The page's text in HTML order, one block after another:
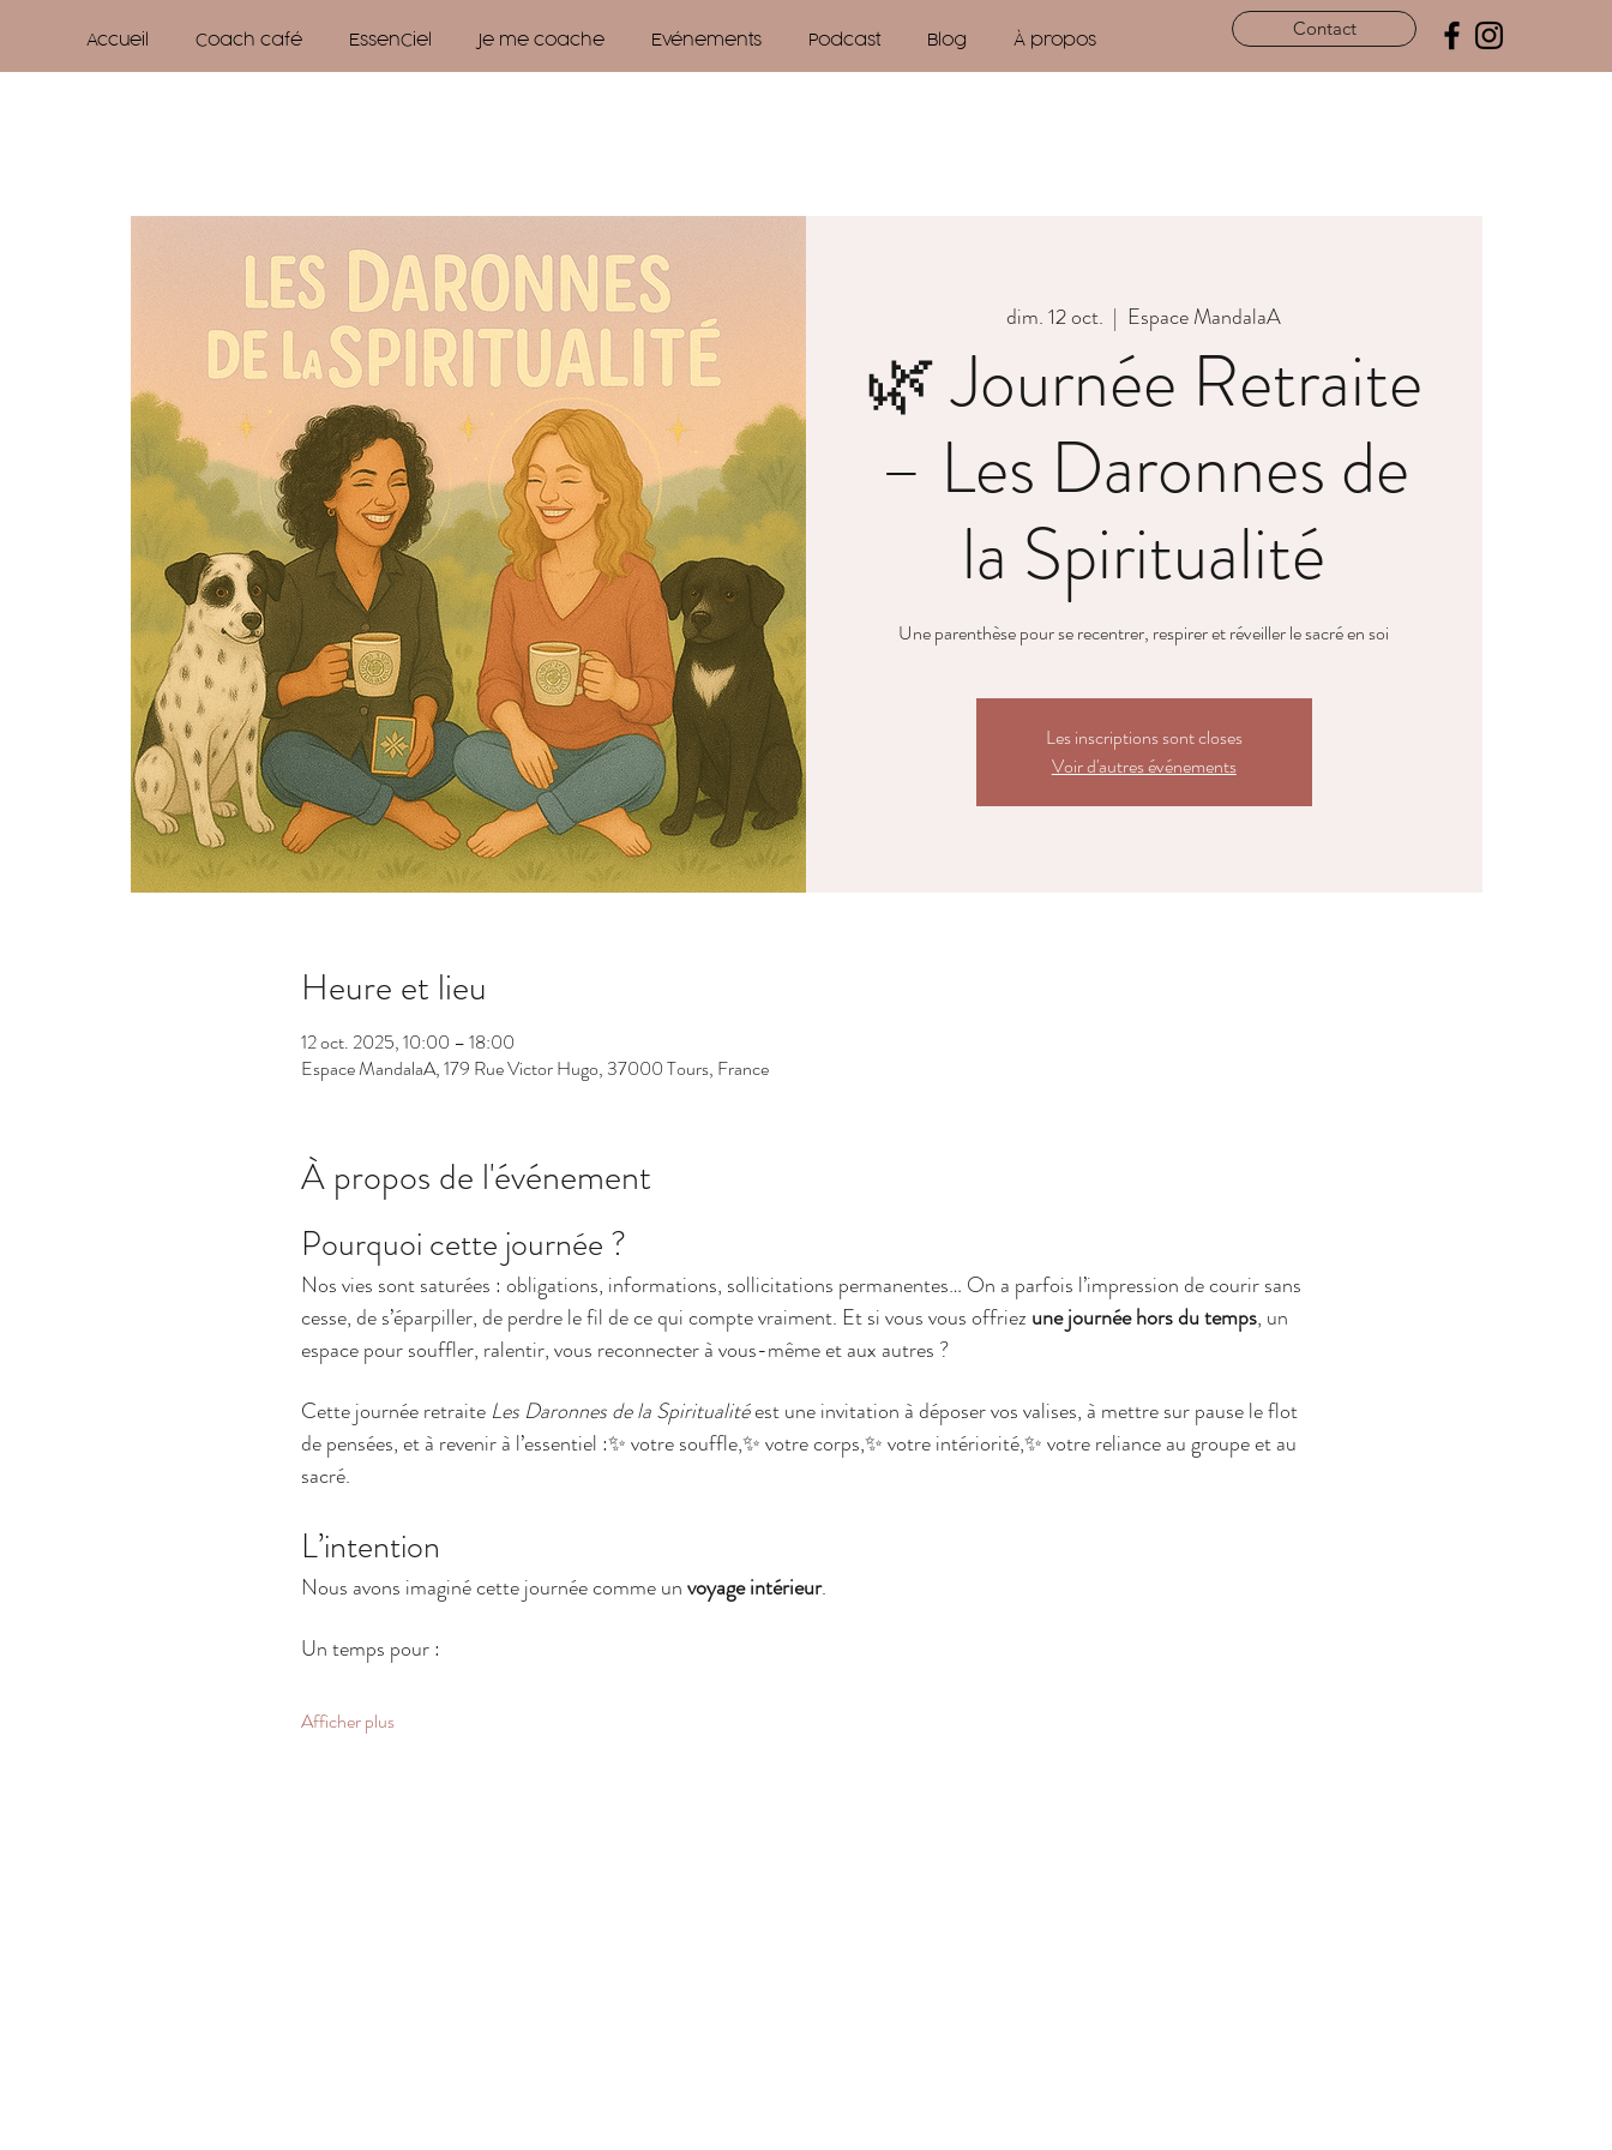
Accueil Coach café EssenCiel Je me coache Evénements Podcast Blog À propos Contact
dim. 12 oct.
  |
Espace MandalaA
🌿 Journée Retraite
– Les Daronnes de
la Spiritualité
Une parenthèse pour se recentrer, respirer et réveiller le sacré en soi
Les inscriptions sont closes
Voir d'autres événements
Heure et lieu
12 oct. 2025, 10:00 – 18:00
Espace MandalaA, 179 Rue Victor Hugo, 37000 Tours, France
À propos de l'événement
Pourquoi cette journée ?
Nos vies sont saturées : obligations, informations, sollicitations permanentes… On a parfois l’impression de courir sans
cesse, de s’éparpiller, de perdre le fil de ce qui compte vraiment. Et si vous vous offriez une journée hors du temps, un
espace pour souffler, ralentir, vous reconnecter à vous-même et aux autres ?
Cette journée retraite Les Daronnes de la Spiritualité est une invitation à déposer vos valises, à mettre sur pause le flot
de pensées, et à revenir à l’essentiel :✨ votre souffle,✨ votre corps,✨ votre intériorité,✨ votre reliance au groupe et au
sacré.
L’intention
Nous avons imaginé cette journée comme un voyage intérieur.
Un temps pour :
Afficher plus